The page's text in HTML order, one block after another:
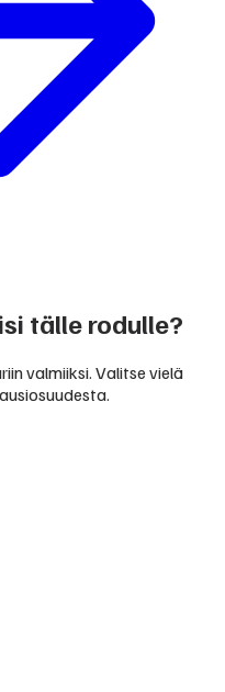
tälle rodulle?
valmiiksi. Valitse vielä